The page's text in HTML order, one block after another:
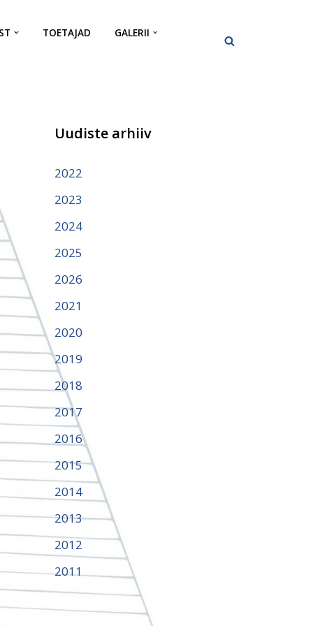
TOETAJAD GALERII
Uudiste arhiiv
2022
2023
2024
2025
2026
2021
2020
2019
2018
2017
2016
2015
2014
2013
2012
2011